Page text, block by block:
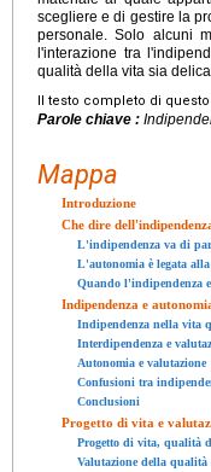
scegliere e di gestire la
personale. Solo alcuni
l'interazione tra
qualità della vita sia
Il testo completo di
Parole chiave :
Mappa
Introduzione
Che dire
L'indipendenza va di
L'autonomia è legata
Quando l'indipendenza
Indipendenza e
Indipendenza nella vita
Interdipendenza e
Autonomia e valutazione
Confusioni tra
Conclusioni
Progetto di vita e
Progetto di vita, qualità
Valutazione della qualità